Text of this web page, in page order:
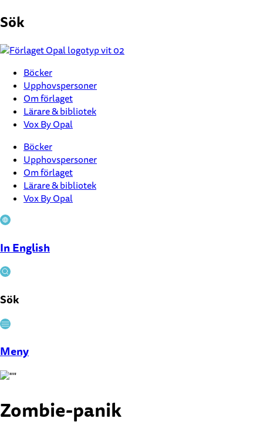
till
Sök
Böcker
Upphovspersoner
Om förlaget
Lärare & bibliotek
Vox By Opal
Böcker
Upphovspersoner
Om förlaget
Lärare & bibliotek
Vox By Opal
In English
Sök
Stäng
Meny
Zombie-panik